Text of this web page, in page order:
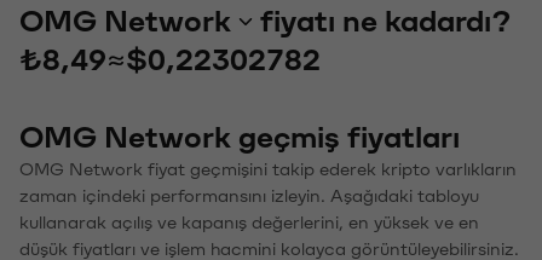
OMG Network
fiyatı ne kadardı?
₺8,49≈$0,22302782
OMG Network geçmiş fiyatları
OMG Network fiyat geçmişini takip ederek kripto varlıkların
zaman içindeki performansını izleyin. Aşağıdaki tabloyu
kullanarak açılış ve kapanış değerlerini, en yüksek ve en
düşük fiyatları ve işlem hacmini kolayca görüntüleyebilirsiniz.